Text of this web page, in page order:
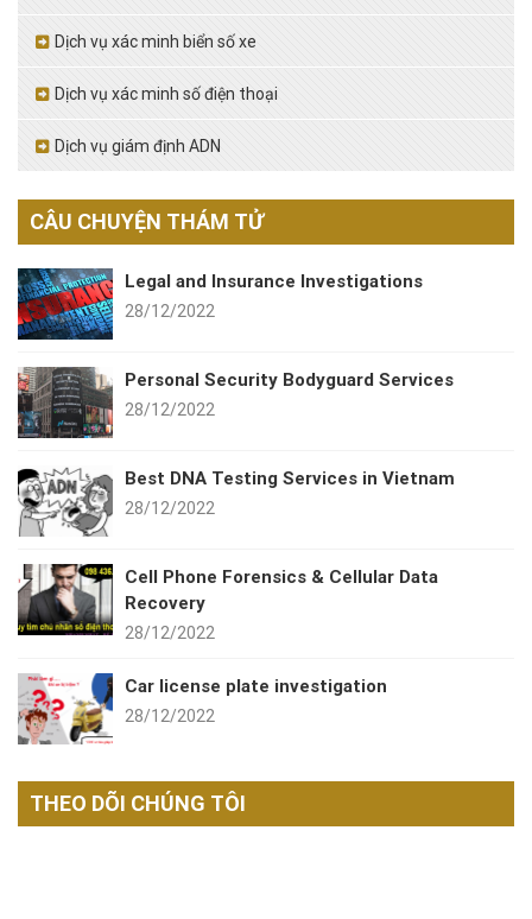
Dịch vụ xác minh biển số xe
Dịch vụ xác minh số điện thoại
Dịch vụ giám định ADN
CÂU CHUYỆN THÁM TỬ
Legal and Insurance Investigations
28/12/2022
Personal Security Bodyguard Services
28/12/2022
Best DNA Testing Services in Vietnam
28/12/2022
Cell Phone Forensics & Cellular Data
Recovery
28/12/2022
Car license plate investigation
28/12/2022
THEO DÕI CHÚNG TÔI